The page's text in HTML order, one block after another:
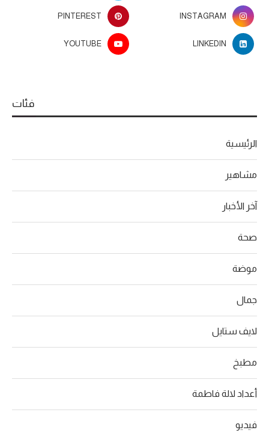
INSTAGRAM
PINTEREST
LINKEDIN
YOUTUBE
فئات
الرئيسية
مشاهير
آخر الأخبار
صحة
موضة
جمال
لايف ستايل
مطبخ
أعداد لالة فاطمة
فيديو